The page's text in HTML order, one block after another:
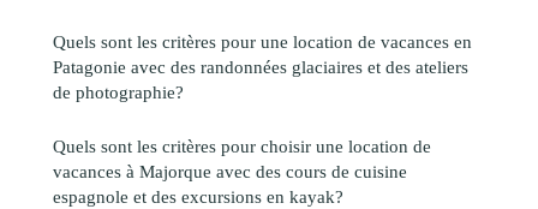
Quels sont les critères pour une location de vacances en
Patagonie avec des randonnées glaciaires et des ateliers
de photographie?
Quels sont les critères pour choisir une location de
vacances à Majorque avec des cours de cuisine
espagnole et des excursions en kayak?